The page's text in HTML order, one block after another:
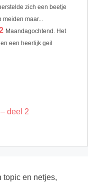
zich een beetje
maar...
Maandagochtend. Het
een heerlijk geil
deel 2
topic en netjes,